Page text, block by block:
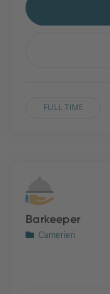
FULL TIME
Barkeeper
Camerieri